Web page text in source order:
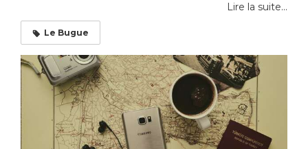
Lire la suite...
Le Bugue